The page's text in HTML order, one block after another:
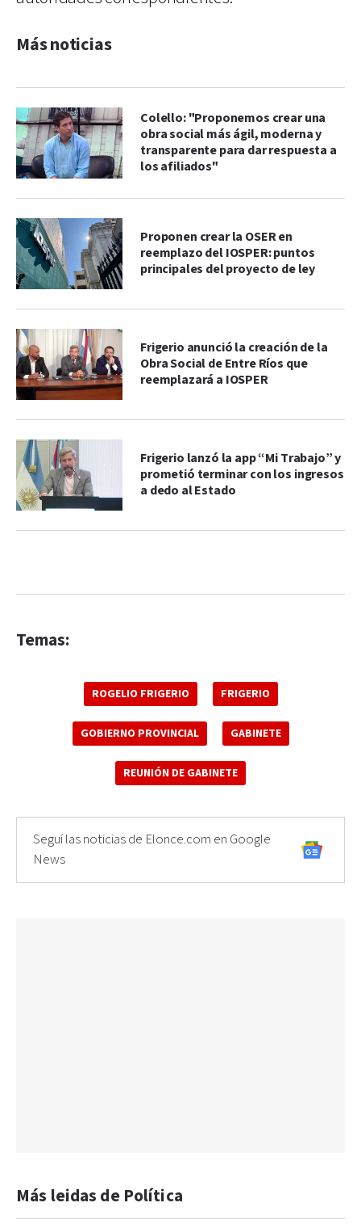
Más noticias
Colello: "Proponemos crear una
obra social más ágil, moderna y
transparente para dar respuesta a
los afiliados"
Proponen crear la OSER en
reemplazo del IOSPER: puntos
principales del proyecto de ley
Frigerio anunció la creación de la
Obra Social de Entre Ríos que
reemplazará a IOSPER
Frigerio lanzó la app “Mi Trabajo” y
prometió terminar con los ingresos
a dedo al Estado
Temas:
ROGELIO FRIGERIO FRIGERIO
GOBIERNO PROVINCIAL GABINETE
REUNIÓN DE GABINETE
Seguí las noticias de Elonce.com en Google
News
Más leidas de Política